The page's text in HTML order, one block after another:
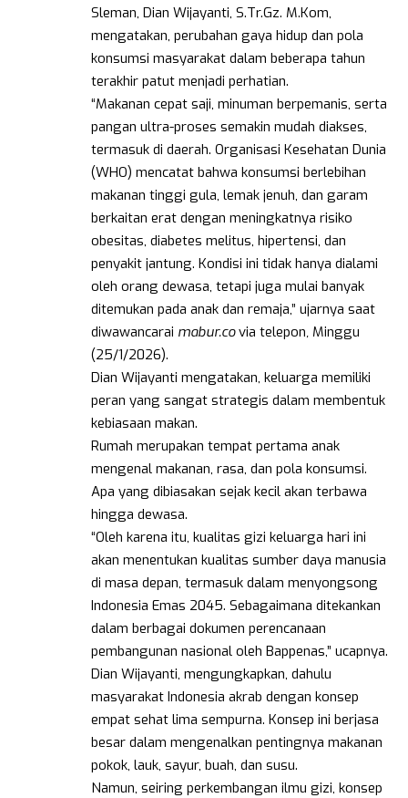
Sleman, Dian Wijayanti, S.Tr.Gz. M.Kom,
mengatakan, perubahan gaya hidup dan pola
konsumsi masyarakat dalam beberapa tahun
terakhir patut menjadi perhatian.
“Makanan cepat saji, minuman berpemanis, serta
pangan ultra-proses semakin mudah diakses,
termasuk di daerah. Organisasi Kesehatan Dunia
(WHO) mencatat bahwa konsumsi berlebihan
makanan tinggi gula, lemak jenuh, dan garam
berkaitan erat dengan meningkatnya risiko
obesitas, diabetes melitus, hipertensi, dan
penyakit jantung. Kondisi ini tidak hanya dialami
oleh orang dewasa, tetapi juga mulai banyak
ditemukan pada anak dan remaja,” ujarnya saat
diwawancarai mabur.covia telepon, Minggu
(25/1/2026).
Dian Wijayanti mengatakan, keluarga memiliki
peran yang sangat strategis dalam membentuk
kebiasaan makan.
Rumah merupakan tempat pertama anak
mengenal makanan, rasa, dan pola konsumsi.
Apa yang dibiasakan sejak kecil akan terbawa
hingga dewasa.
“Oleh karena itu, kualitas gizi keluarga hari ini
akan menentukan kualitas sumber daya manusia
di masa depan, termasuk dalam menyongsong
Indonesia Emas 2045. Sebagaimana ditekankan
dalam berbagai dokumen perencanaan
pembangunan nasional oleh Bappenas,” ucapnya.
Dian Wijayanti, mengungkapkan, dahulu
masyarakat Indonesia akrab dengan konsep
empat sehat lima sempurna. Konsep ini berjasa
besar dalam mengenalkan pentingnya makanan
pokok, lauk, sayur, buah, dan susu.
Namun, seiring perkembangan ilmu gizi, konsep